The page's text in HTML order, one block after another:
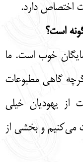
اختصاص دارد.
است؟
خوب است. ما
گرچه گاهی مطبوعات
از یهودیان خیلی
می‌کنیم و بخشی از